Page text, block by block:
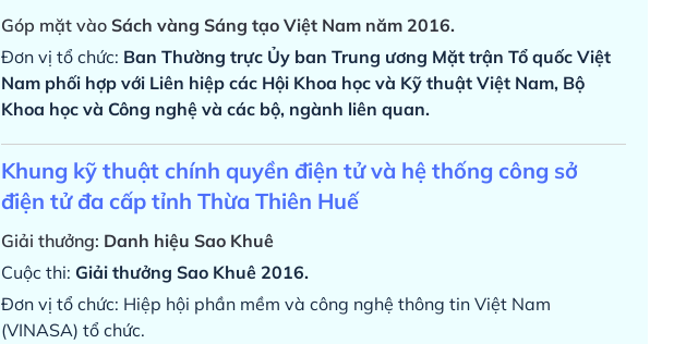
Góp mặt vào Sách vàng Sáng tạo Việt Nam năm 2016.
Đơn vị tổ chức: Ban Thường trực Ủy ban Trung ương Mặt trận Tổ quốc Việt
Nam phối hợp với Liên hiệp các Hội Khoa học và Kỹ thuật Việt Nam, Bộ
Khoa học và Công nghệ và các bộ, ngành liên quan.
Khung kỹ thuật chính quyền điện tử và hệ thống công sở
điện tử đa cấp tỉnh Thừa Thiên Huế
Giải thưởng: Danh hiệu Sao Khuê
Cuộc thi: Giải thưởng Sao Khuê 2016.
Đơn vị tổ chức: Hiệp hội phần mềm và công nghệ thông tin Việt Nam
(VINASA) tổ chức.